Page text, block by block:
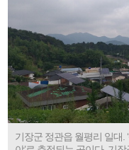
기장군 정관읍 월평리 일대.